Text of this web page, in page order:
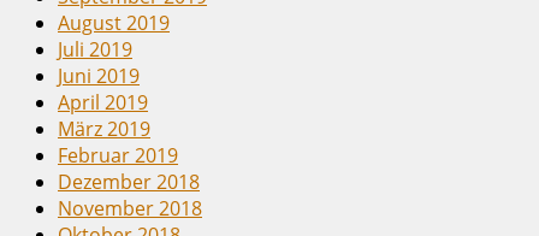
August 2019
Juli 2019
Juni 2019
April 2019
März 2019
Februar 2019
Dezember 2018
November 2018